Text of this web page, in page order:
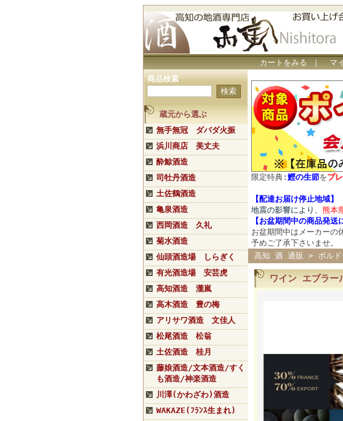
カートをみる ｜ マ
商品検索
蔵元から選ぶ
無手無冠 ダバダ火振
浜川商店 美丈夫
酔鯨酒造
司牡丹酒造
土佐鶴酒造
亀泉酒造
西岡酒造 久礼
菊水酒造
仙頭酒造場 しらぎく
有光酒造場 安芸虎
高知酒造 瀧嵐
高木酒造 豊の梅
アリサワ酒造 文佳人
松尾酒造 松翁
土佐酒造 桂月
藤娘酒造/文本酒造/すく
も酒造/神楽酒造
川澤(かわざわ)酒造
WAKAZE(ﾌﾗﾝｽ生まれ)
限定特典: 鰹の生節をプ
【配達お届け停止地域】
地震の影響により、 熊本
【お盆期間中の商品発送
お盆期間中はメーカーの
予めご了承下さいませ。
高知 酒 通販
> ボルド
ワイン エブラ